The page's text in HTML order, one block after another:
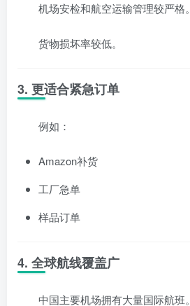
机场安检和航空运输管理较严格。
货物损坏率较低。
3. 更适合紧急订单
例如：
Amazon补货
工厂急单
样品订单
4. 全球航线覆盖广
中国主要机场拥有大量国际航班。